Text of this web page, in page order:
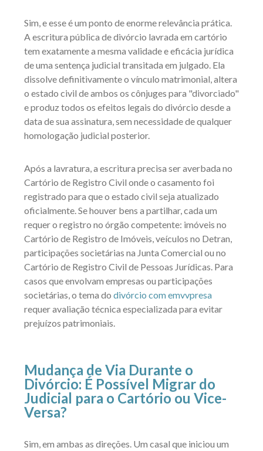
Sim, e esse é um ponto de enorme relevância prática.
A escritura pública de divórcio lavrada em cartório
tem exatamente a mesma validade e eficácia jurídica
de uma sentença judicial transitada em julgado. Ela
dissolve definitivamente o vínculo matrimonial, altera
o estado civil de ambos os cônjuges para "divorciado"
e produz todos os efeitos legais do divórcio desde a
data de sua assinatura, sem necessidade de qualquer
homologação judicial posterior.
Após a lavratura, a escritura precisa ser averbada no
Cartório de Registro Civil onde o casamento foi
registrado para que o estado civil seja atualizado
oficialmente. Se houver bens a partilhar, cada um
requer o registro no órgão competente: imóveis no
Cartório de Registro de Imóveis, veículos no Detran,
participações societárias na Junta Comercial ou no
Cartório de Registro Civil de Pessoas Jurídicas. Para
casos que envolvam empresas ou participações
societárias, o tema do divórcio com emvvpresa
requer avaliação técnica especializada para evitar
prejuízos patrimoniais.
Mudança de Via Durante o
Divórcio: É Possível Migrar do
Judicial para o Cartório ou Vice-
Versa?
Sim, em ambas as direções. Um casal que iniciou um